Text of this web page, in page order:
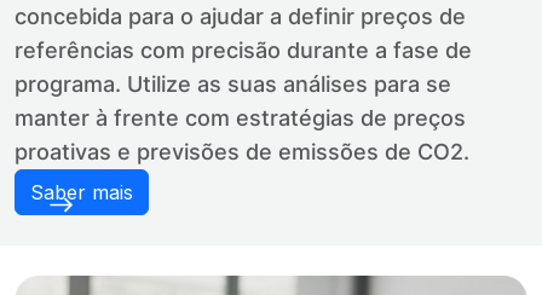
concebida para o ajudar a definir preços de
referências com precisão durante a fase de
programa. Utilize as suas análises para se
manter à frente com estratégias de preços
proativas e previsões de emissões de CO2.
Saber mais